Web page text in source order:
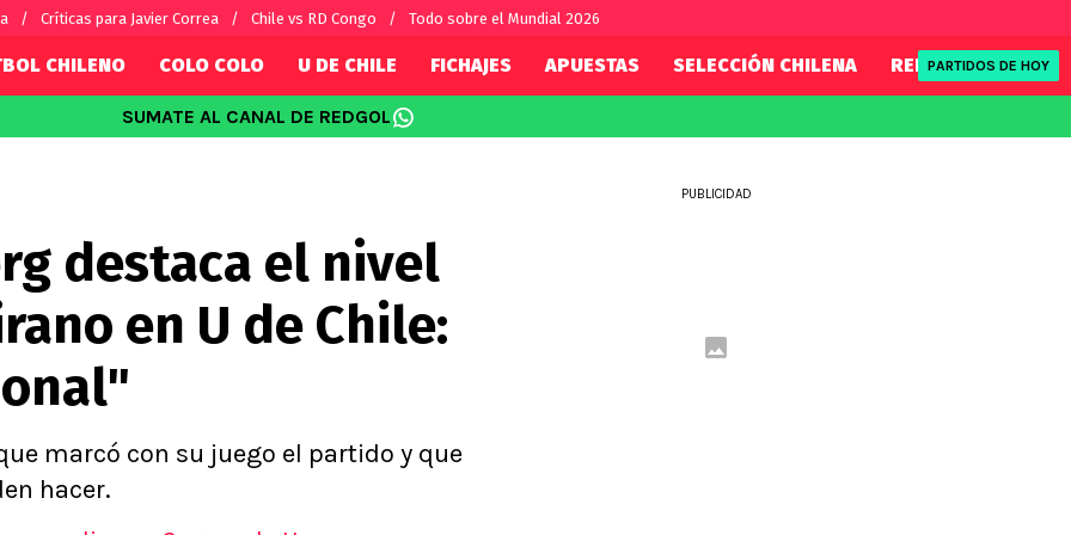
Críticas para Javier Correa Chile vs RD Congo Todo sobre el Mundial 2026
por el mundo
Fútbol Argentino
Fútbol Brasileño
Conference League
Ligue 1
Premier League
Serie A
CHILENO COLO COLO U DE CHILE FICHAJES APUESTAS SELECCIÓN CHILENA REDSPORT
PARTIDOS DE HOY
SUMATE AL CANAL DE REDGOL
destaca el nivel
en U de Chile:
marcó con su juego el partido y que
hacer.
PUBLICIDAD